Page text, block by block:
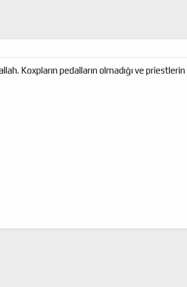
Koxpların pedalların olmadığı ve